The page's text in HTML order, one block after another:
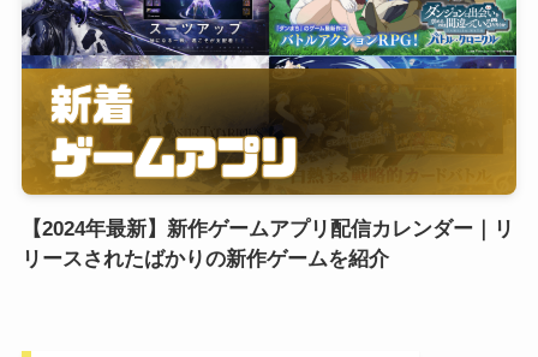
【2024年最新】新作ゲームアプリ配信カレンダー｜リ
リースされたばかりの新作ゲームを紹介